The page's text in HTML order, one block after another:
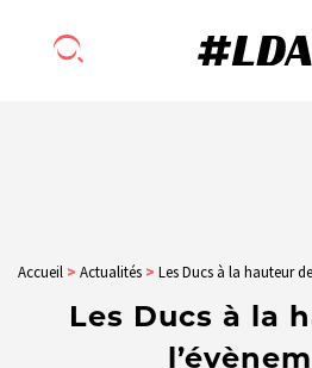
Accueil > Actualités > Les Ducs à la hauteur
Les Ducs à la